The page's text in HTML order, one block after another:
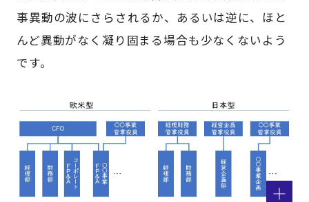
事異動の波にさらされるか、あるいは逆に、ほと
んど異動がなく凝り固まる場合も少なくないよう
です。